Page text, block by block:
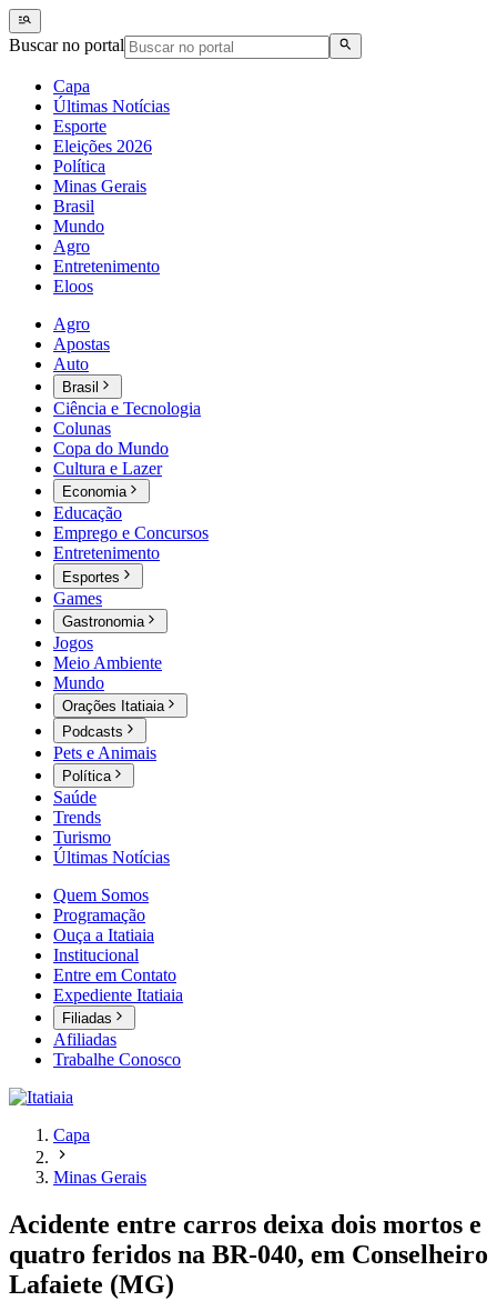
Buscar no portal
Capa
Últimas Notícias
Esporte
Eleições 2026
Política
Minas Gerais
Brasil
Mundo
Agro
Entretenimento
Eloos
Agro
Apostas
Auto
Brasil
Ciência e Tecnologia
Colunas
Copa do Mundo
Cultura e Lazer
Economia
Educação
Emprego e Concursos
Entretenimento
Esportes
Games
Gastronomia
Jogos
Meio Ambiente
Mundo
Orações Itatiaia
Podcasts
Pets e Animais
Política
Saúde
Trends
Turismo
Últimas Notícias
Quem Somos
Programação
Ouça a Itatiaia
Institucional
Entre em Contato
Expediente Itatiaia
Filiadas
Afiliadas
Trabalhe Conosco
Capa
Minas Gerais
Acidente entre carros deixa dois mortos e
quatro feridos na BR-040, em Conselheiro
Lafaiete (MG)